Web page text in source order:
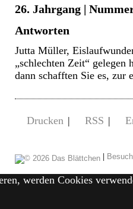
26. Jahrgang |
Antworten
Jutta Müller,
„schlechten Zeit“
dann schafften Sie es,
Drucken | RSS |
|
werden Cookies